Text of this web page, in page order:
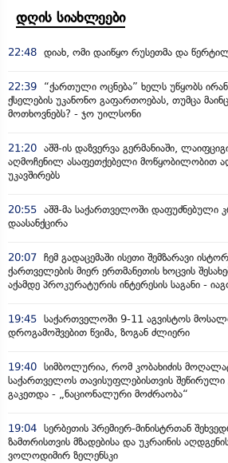
დღის სიახლეები
22:48 დიახ, ომი დაიწყო რუსეთმა და
22:39
“ქართული ოცნება” ხელს უწყობს
ქსელების უკანონო გაფართოებას, თუმცა მაინც
მოთხოვნებს? - ჯო უილსონი
21:20 აშშ-ის დაზვერვა გერმანიაში,
აღმოჩენილ ასაფეთქებელი მოწყობილობით
უკავშირებს
20:55 აშშ-მა საქართველოში დაფუძნებული
დაასანქცირა
20:07 ჩემ გადაცემაში ისეთი შემზარავი
ქართველების მიერ ერთმანეთის ხოცვის
აქამდე პროკურატურის ინტერესის საგანი -
19:45 საქართველოში 9-11 აგვისტოს
დროგამოშვებით წვიმა, ზოგან ძლიერი
19:40 სიმბოლურია, რომ კობახიძის
საქართველოს თავისუფლებისთვის შეწირული
გაკეთდა - „ნაციონალური მოძრაობა“
19:04 სერბეთის პრემიერ-მინისტრთან
ზამთრისთვის მზადებისა და უკრაინის
ვოლოდიმირ ზელენსკი